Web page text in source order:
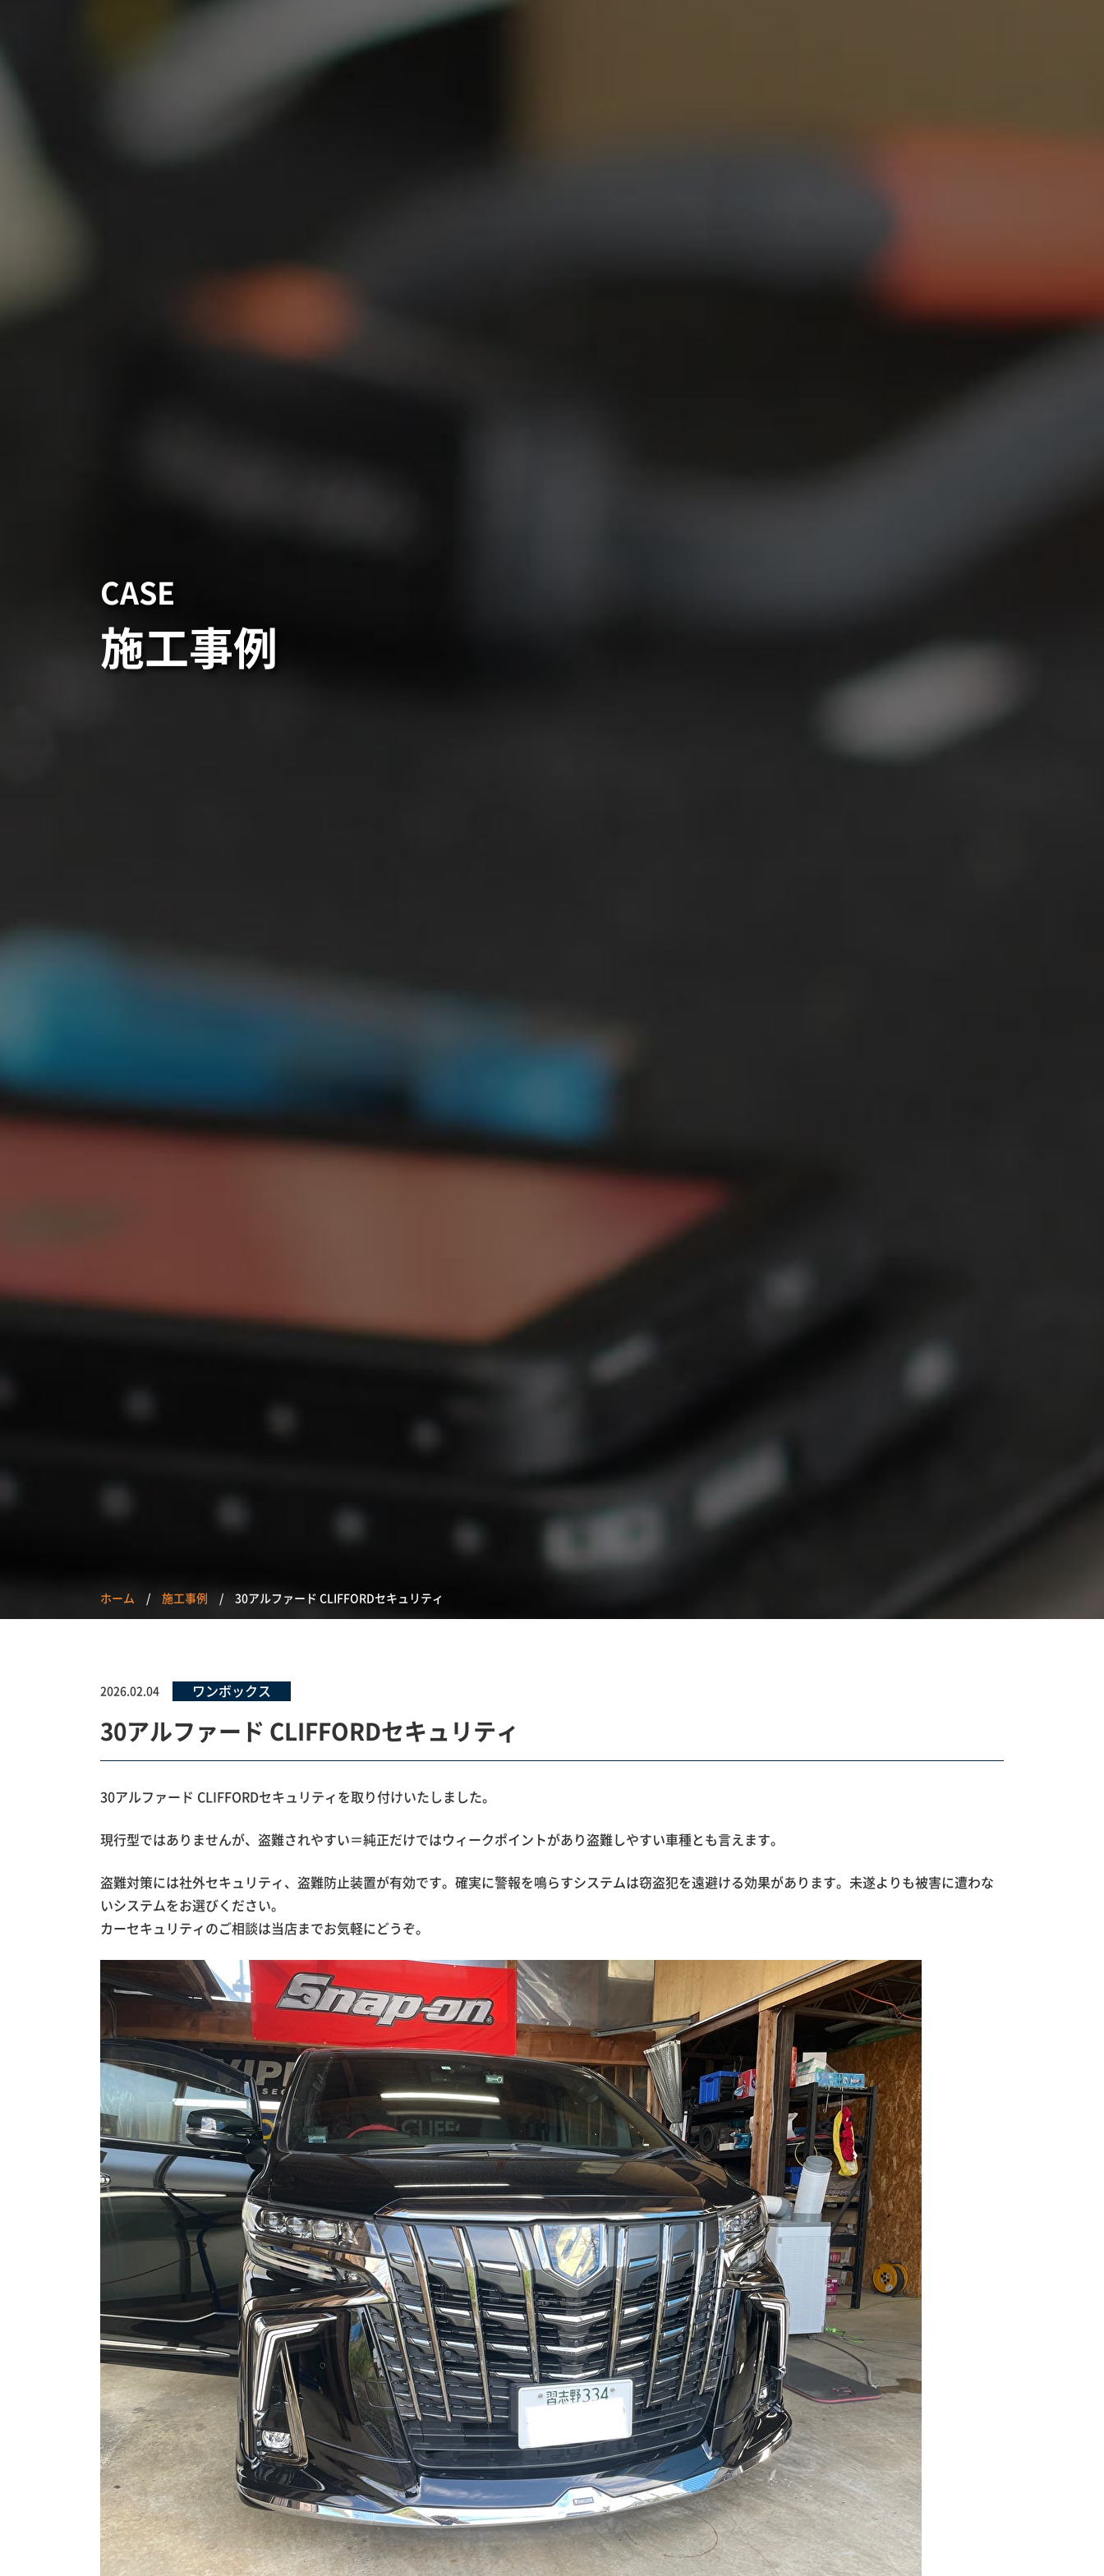
CASE
施工事例
ホーム 施工事例 30アルファード CLIFFORDセキュリティ
2026.02.04 ワンボックス
30アルファード CLIFFORDセキュリティ
30アルファード CLIFFORDセキュリティを取り付けいたしました。
現行型ではありませんが、盗難されやすい＝純正だけではウィークポイントがあり盗難しやすい車種とも言えます。
盗難対策には社外セキュリティ、盗難防止装置が有効です。確実に警報を鳴らすシステムは窃盗犯を遠避ける効果があります。未遂よりも被害に遭わな
いシステムをお選びください。
カーセキュリティのご相談は当店までお気軽にどうぞ。